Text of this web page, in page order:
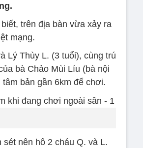
trên địa bàn vừa xảy ra
mạng.
Lý Thùy L. (3 tuổi), cùng trú
bà Chảo Mùi Líu (bà nội
bản gần 6km để chơi.
nên hô 2 cháu Q. và L.